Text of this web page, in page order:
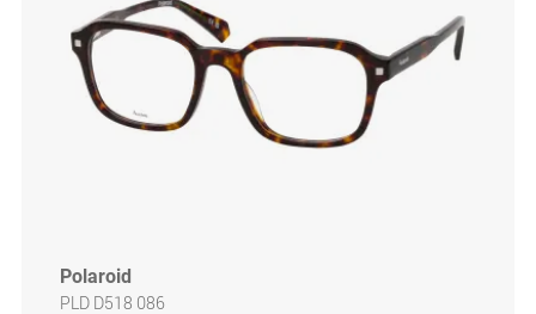
Polaroid
PLD D518 086